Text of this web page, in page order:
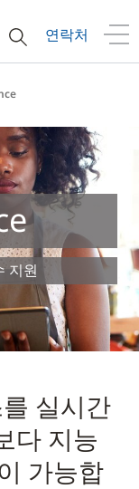
연락처
지원
실시간
다 지능
가능합